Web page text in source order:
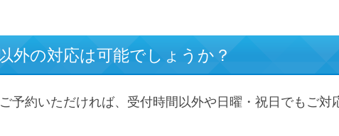
外の対応は可能でしょうか？
予約いただければ、受付時間以外や日曜・祝日でもご対